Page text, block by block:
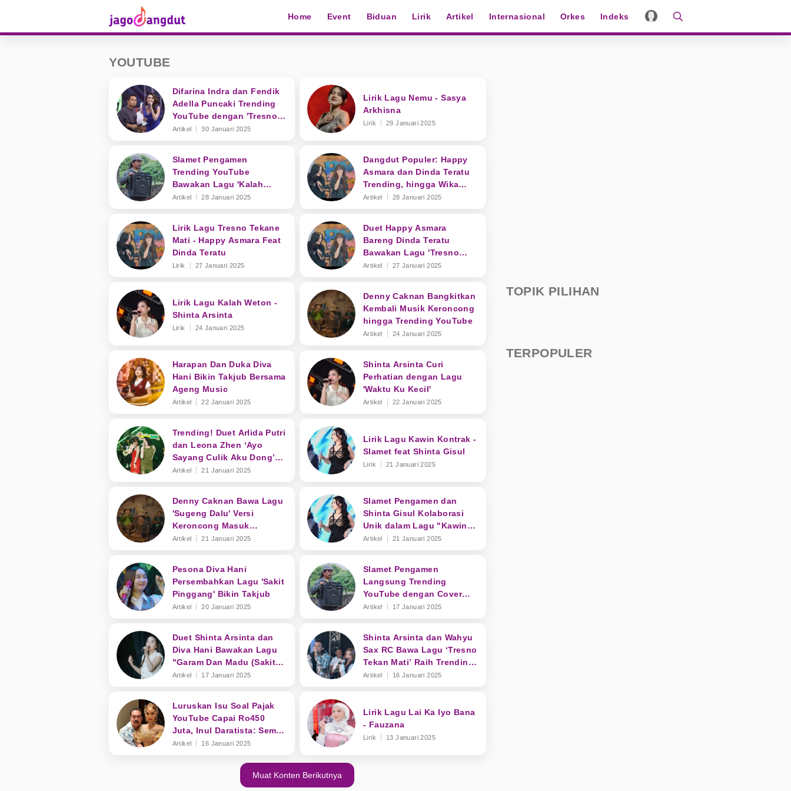
Home Event Biduan Lirik Artikel Internasional Orkes Indeks
YOUTUBE
Difarina Indra dan Fendik
Adella Puncaki Trending
YouTube dengan 'Tresno
Tekan Mati'
Artikel 30 Januari 2025
Lirik Lagu Nemu - Sasya
Arkhisna
Lirik 29 Januari 2025
Slamet Pengamen
Trending YouTube
Bawakan Lagu 'Kalah
Weton'
Artikel 28 Januari 2025
Dangdut Populer: Happy
Asmara dan Dinda Teratu
Trending, hingga Wika
Salim Kena Mental
Artikel 28 Januari 2025
Lirik Lagu Tresno Tekane
Mati - Happy Asmara Feat
Dinda Teratu
Lirik 27 Januari 2025
Duet Happy Asmara
Bareng Dinda Teratu
Bawakan Lagu 'Tresno
Tekane Mati' Trending
Artikel 27 Januari 2025
Lirik Lagu Kalah Weton -
Shinta Arsinta
Lirik 24 Januari 2025
Denny Caknan Bangkitkan
Kembali Musik Keroncong
hingga Trending YouTube
Artikel 24 Januari 2025
Harapan Dan Duka Diva
Hani Bikin Takjub Bersama
Ageng Music
Artikel 22 Januari 2025
Shinta Arsinta Curi
Perhatian dengan Lagu
'Waktu Ku Kecil'
Artikel 22 Januari 2025
Trending! Duet Arlida Putri
dan Leona Zhen ‘Ayo
Sayang Culik Aku Dong’
Sukses Bius Penonton
Artikel 21 Januari 2025
Lirik Lagu Kawin Kontrak -
Slamet feat Shinta Gisul
Lirik 21 Januari 2025
Denny Caknan Bawa Lagu
'Sugeng Dalu' Versi
Keroncong Masuk
Trending YouTube
Artikel 21 Januari 2025
Slamet Pengamen dan
Shinta Gisul Kolaborasi
Unik dalam Lagu "Kawin
Kontrak"
Artikel 21 Januari 2025
Pesona Diva Hani
Persembahkan Lagu 'Sakit
Pinggang' Bikin Takjub
Artikel 20 Januari 2025
Slamet Pengamen
Langsung Trending
YouTube dengan Cover
Lagu "Langgeng Dayaning
Artikel 17 Januari 2025
Duet Shinta Arsinta dan
Diva Hani Bawakan Lagu
"Garam Dan Madu (Sakit
Dadaku) Langsung Viral
Artikel 17 Januari 2025
Shinta Arsinta dan Wahyu
Sax RC Bawa Lagu ‘Tresno
Tekan Mati’ Raih Trending
YouTube
Artikel 16 Januari 2025
Luruskan Isu Soal Pajak
YouTube Capai Ro450
Juta, Inul Daratista: Semua
Sudah Clear
Artikel 16 Januari 2025
Lirik Lagu Lai Ka Iyo Bana
- Fauzana
Lirik 13 Januari 2025
Muat Konten Berikutnya
TOPIK PILIHAN
TERPOPULER